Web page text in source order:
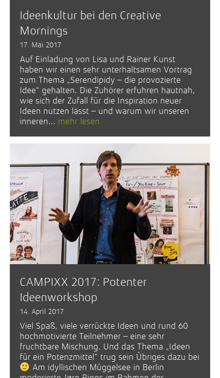
Ideenkultur bei den Creative
Mornings
17. Mai 2017
Auf Einladung von Lisa und Rainer Kunst
haben wir einen sehr unterhaltsamen Vortrag
zum Thema „Serendipidy – die provozierte
Idee“ gehalten. Die Zuhörer erfuhren hautnah,
wie sich der Zufall für die Inspiration neuer
Ideen nutzen lässt – und warum wir unseren
inneren... mehr lesen
CAMPIXX 2017: Potenter
Ideenworkshop
14. April 2017
Viel Spaß, viele verrückte Ideen und rund 60
hochmotivierte Teilnehmer – eine sehr
fruchtbare Mischung. Und das Thema „Ideen
für ein Potenzmittel“ trug sein Übriges dazu bei
Am idyllischen Müggelsee in Berlin